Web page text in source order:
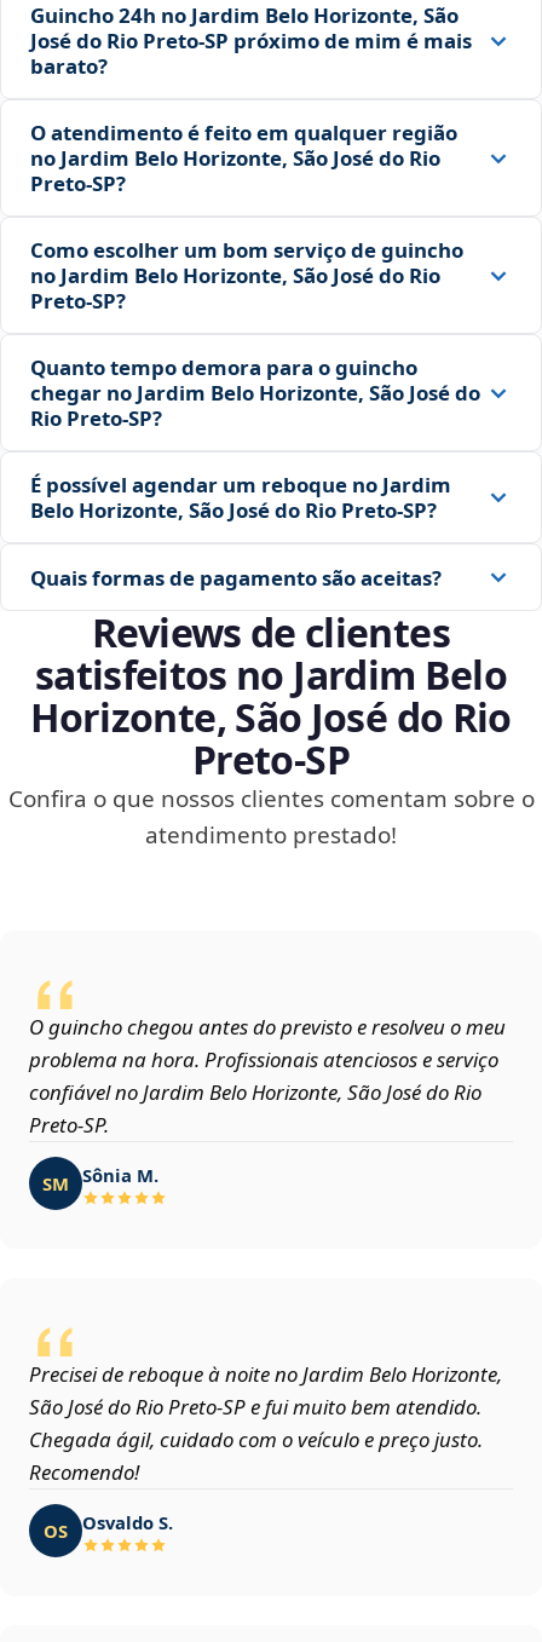
Guincho 24h no Jardim Belo Horizonte, São
José do Rio Preto‑SP próximo de mim é mais
barato?
O atendimento é feito em qualquer região
no Jardim Belo Horizonte, São José do Rio
Preto‑SP?
Como escolher um bom serviço de guincho
no Jardim Belo Horizonte, São José do Rio
Preto‑SP?
Quanto tempo demora para o guincho
chegar no Jardim Belo Horizonte, São José do
Rio Preto‑SP?
É possível agendar um reboque no Jardim
Belo Horizonte, São José do Rio Preto‑SP?
Quais formas de pagamento são aceitas?
Reviews de clientes
satisfeitos no Jardim Belo
Horizonte, São José do Rio
Preto‑SP
Confira o que nossos clientes comentam sobre o
atendimento prestado!
O guincho chegou antes do previsto e resolveu o meu
problema na hora. Profissionais atenciosos e serviço
confiável no Jardim Belo Horizonte, São José do Rio
Preto‑SP.
SM Sônia M.
Precisei de reboque à noite no Jardim Belo Horizonte,
São José do Rio Preto‑SP e fui muito bem atendido.
Chegada ágil, cuidado com o veículo e preço justo.
Recomendo!
OS Osvaldo S.